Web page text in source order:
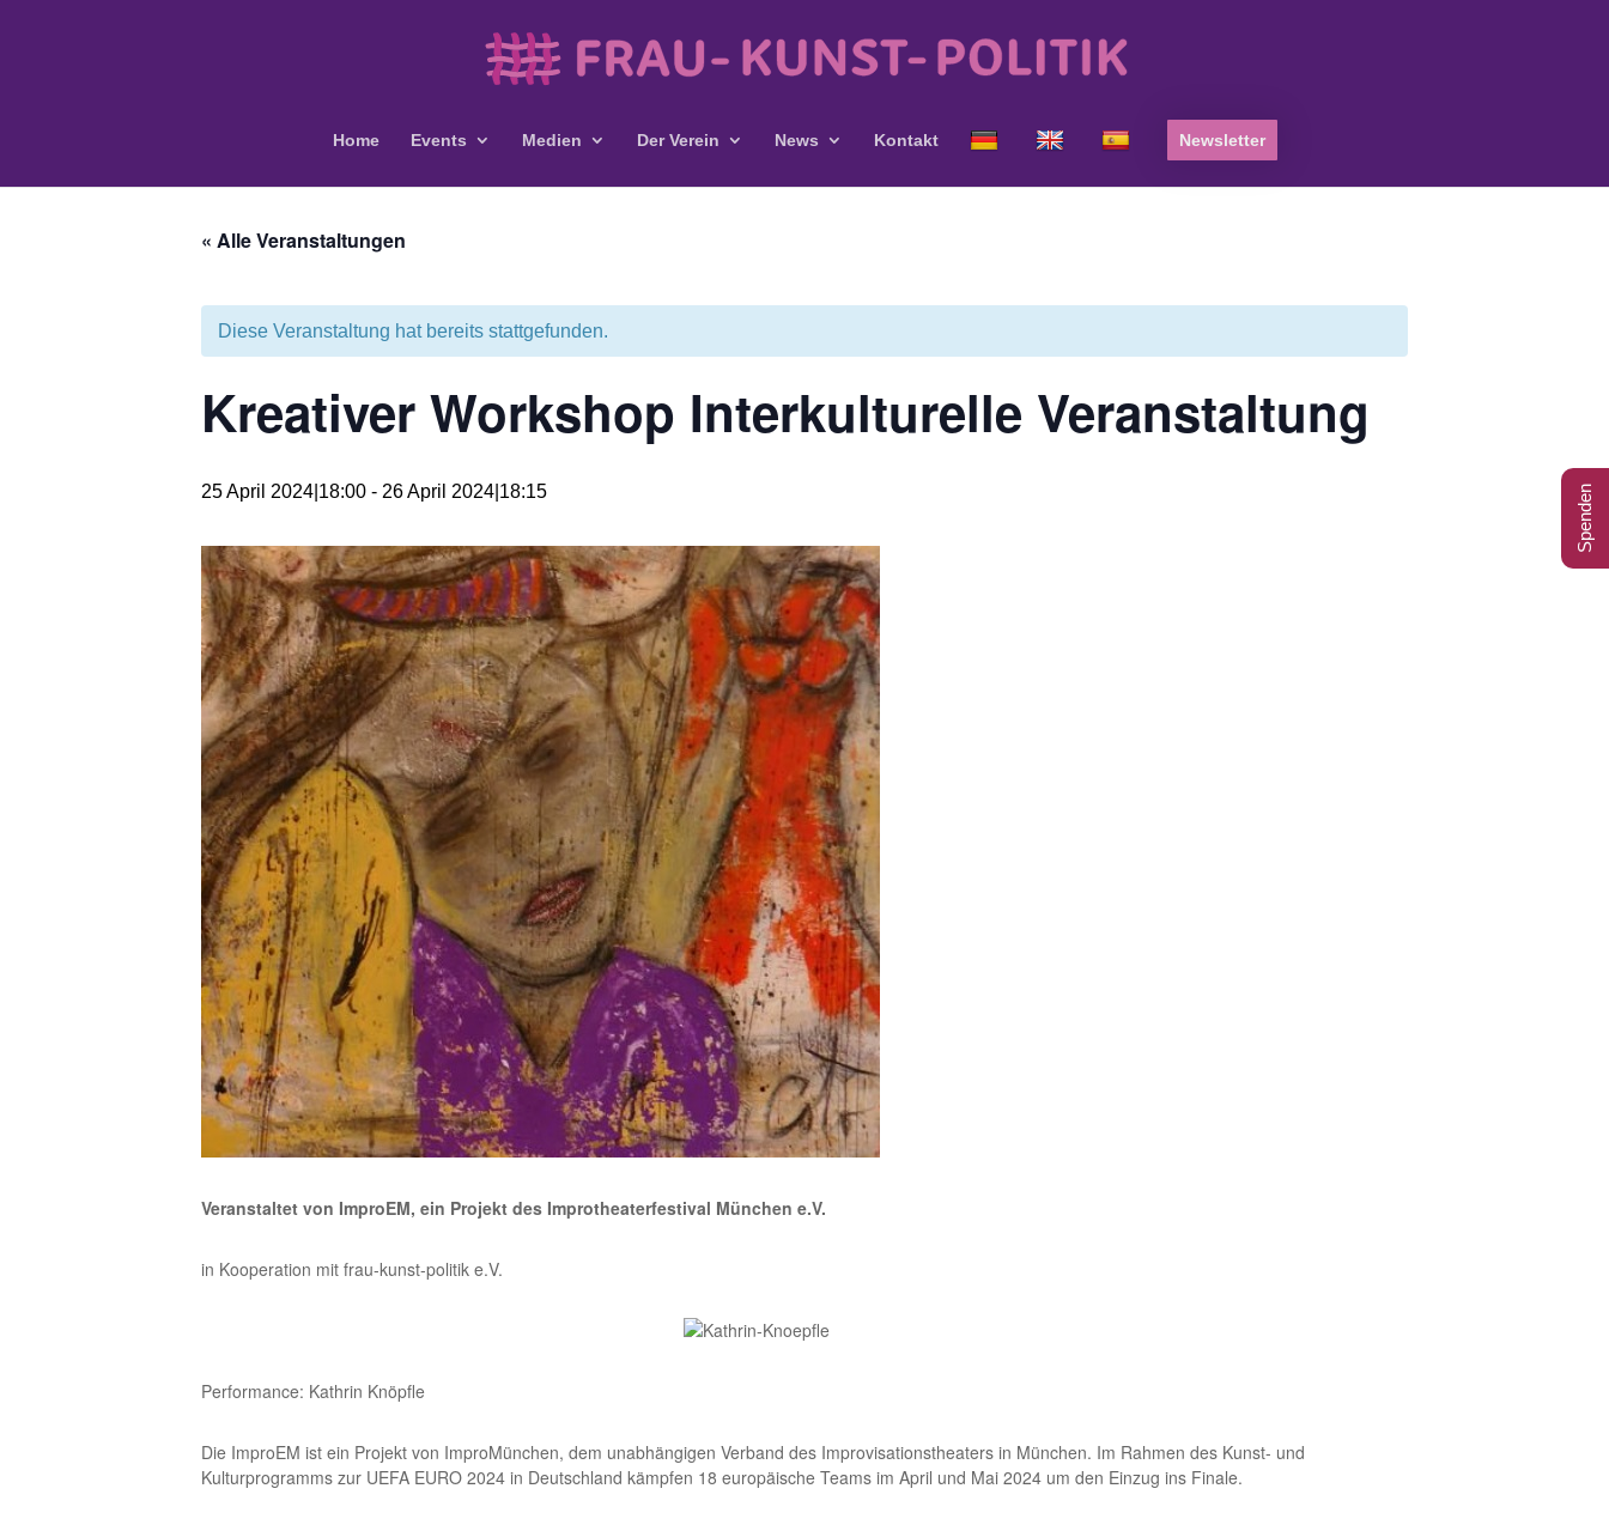
Home Events Medien Der Verein News Kontakt Newsletter
« Alle Veranstaltungen
Diese Veranstaltung hat bereits stattgefunden.
Kreativer Workshop Interkulturelle Veranstaltung
25 April 2024|18:00 - 26 April 2024|18:15
Veranstaltet von ImproEM, ein Projekt des Improtheaterfestival München e.V.
in Kooperation mit frau-kunst-politik e.V.
Performance: Kathrin Knöpfle
Die ImproEM ist ein Projekt von ImproMünchen, dem unabhängigen Verband des Improvisationstheaters in München. Im Rahmen des Kunst- und
Kulturprogramms zur UEFA EURO 2024 in Deutschland kämpfen 18 europäische Teams im April und Mai 2024 um den Einzug ins Finale.
Spenden